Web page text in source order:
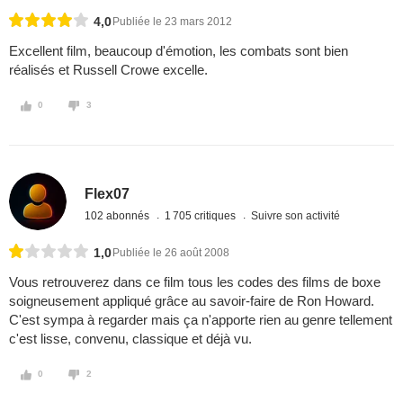
4,0 Publiée le 23 mars 2012
Excellent film, beaucoup d'émotion, les combats sont bien
réalisés et Russell Crowe excelle.
0 3
Flex07
102 abonnés 1 705 critiques Suivre son activité
1,0 Publiée le 26 août 2008
Vous retrouverez dans ce film tous les codes des films de boxe
soigneusement appliqué grâce au savoir-faire de Ron Howard.
C'est sympa à regarder mais ça n'apporte rien au genre tellement
c'est lisse, convenu, classique et déjà vu.
0 2